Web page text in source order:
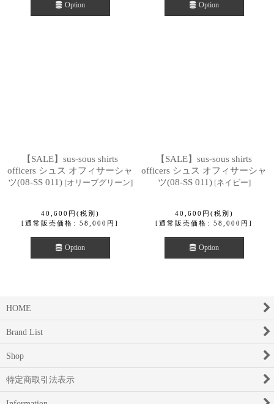
Option Option
【SALE】sus-sous shirts
officers シュス オフィサーシャ
ツ(08-SS 011) [オリーブグリーン]
40,600 円 (税別)
[通常販売価格 : 58,000 円 ]
Option
【SALE】sus-sous shirts
officers シュス オフィサーシャ
ツ(08-SS 011) [ネイビー]
40,600 円 (税別)
[通常販売価格 : 58,000 円 ]
Option
HOME
Brand List
Shop
特定商取引法表示